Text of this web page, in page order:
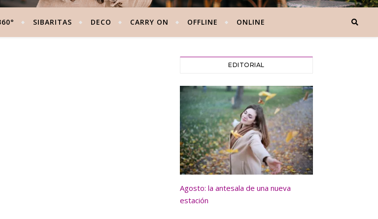
SIBARITAS DECO CARRY ON OFFLINE ONLINE
EDITORIAL
Agosto: la antesala de una nueva
estación